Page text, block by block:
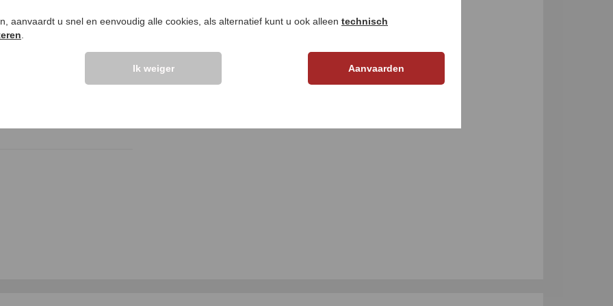
>>
aanvaardt u snel en eenvoudig alle cookies, als alternatief kunt u ook alleen technisch
Ik weiger Aanvaarden